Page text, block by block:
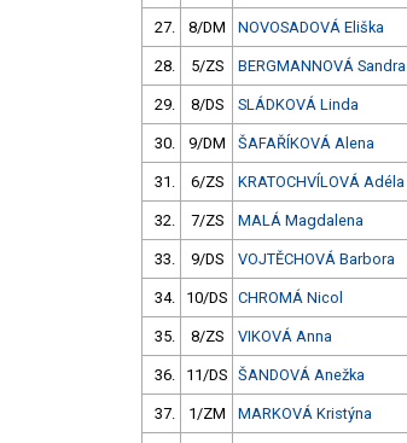
27. 8/DM NOVOSADOVÁ Eliška
28. 5/ZS BERGMANNOVÁ Sandra
29. 8/DS SLÁDKOVÁ Linda
30. 9/DM ŠAFAŘÍKOVÁ Alena
31. 6/ZS KRATOCHVÍLOVÁ Adéla
32. 7/ZS MALÁ Magdalena
33. 9/DS VOJTĚCHOVÁ Barbora
34. 10/DS CHROMÁ Nicol
35. 8/ZS VIKOVÁ Anna
36. 11/DS ŠANDOVÁ Anežka
37. 1/ZM MARKOVÁ Kristýna